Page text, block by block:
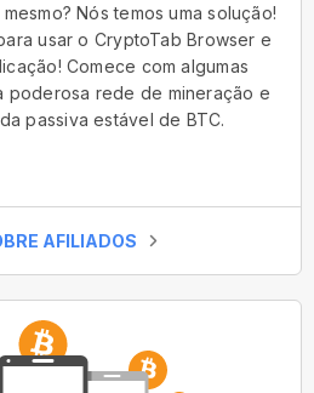
Nós temos uma solução!
usar o CryptoTab Browser e
Comece com algumas
poderosa rede de mineração e
passiva estável de BTC.
AFILIADOS